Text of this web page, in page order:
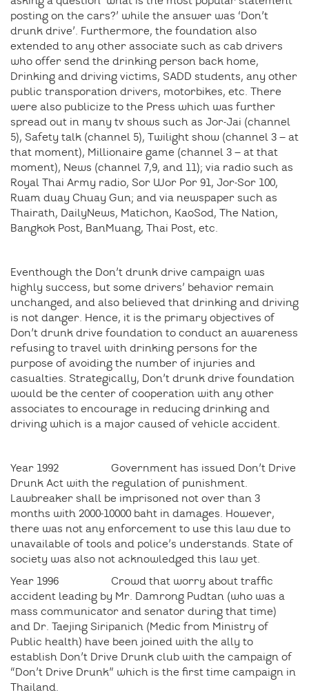
posting on the cars?’ while the answer was ‘Don’t
drunk drive’. Furthermore, the foundation also
extended to any other associate such as cab drivers
who offer send the drinking person back home,
Drinking and driving victims, SADD students, any other
public transporation drivers, motorbikes, etc. There
were also publicize to the Press which was further
spread out in many tv shows such as Jor-Jai (channel
5), Safety talk (channel 5), Twilight show (channel 3 – at
that moment), Millionaire game (channel 3 – at that
moment), News (channel 7,9, and 11); via radio such as
Royal Thai Army radio, Sor Wor Por 91, Jor-Sor 100,
Ruam duay Chuay Gun; and via newspaper such as
Thairath, DailyNews, Matichon, KaoSod, The Nation,
Bangkok Post, BanMuang, Thai Post, etc.
Eventhough the Don’t drunk drive campaign was
highly success, but some drivers’ behavior remain
unchanged, and also believed that drinking and driving
is not danger. Hence, it is the primary objectives of
Don’t drunk drive foundation to conduct an awareness
refusing to travel with drinking persons for the
purpose of avoiding the number of injuries and
casualties. Strategically, Don’t drunk drive foundation
would be the center of cooperation with any other
associates to encourage in reducing drinking and
driving which is a major caused of vehicle accident.
Year 1992 Government has issued Don’t Drive
Drunk Act with the regulation of punishment.
Lawbreaker shall be imprisoned not over than 3
months with 2000-10000 baht in damages. However,
there was not any enforcement to use this law due to
unavailable of tools and police’s understands. State of
society was also not acknowledged this law yet.
Year 1996 Crowd that worry about traffic
accident leading by Mr. Damrong Pudtan (who was a
mass communicator and senator during that time)
and Dr. Taejing Siripanich (Medic from Ministry of
Public health) have been joined with the ally to
establish Don’t Drive Drunk club with the campaign of
“Don’t Drive Drunk” which is the first time campaign in
Thailand.